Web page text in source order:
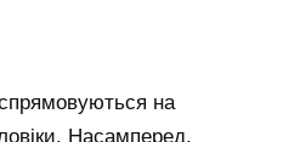
на
Насамперед,